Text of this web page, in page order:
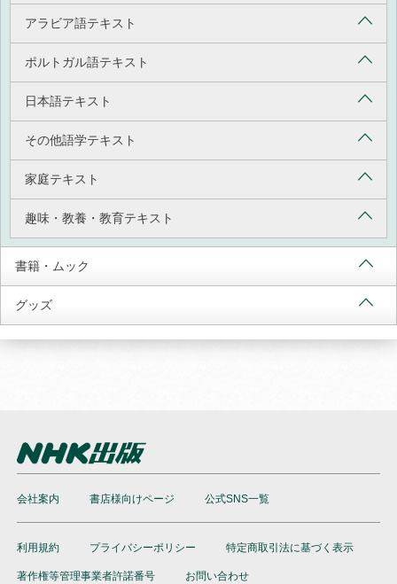
アラビア語テキスト
ポルトガル語テキスト
日本語テキスト
その他語学テキスト
家庭テキスト
趣味・教養・教育テキスト
書籍・ムック
グッズ
会社案内 書店様向けページ 公式SNS一覧
利用規約 プライバシーポリシー 特定商取引法に基づく表示
著作権等管理事業者許諾番号 お問い合わせ